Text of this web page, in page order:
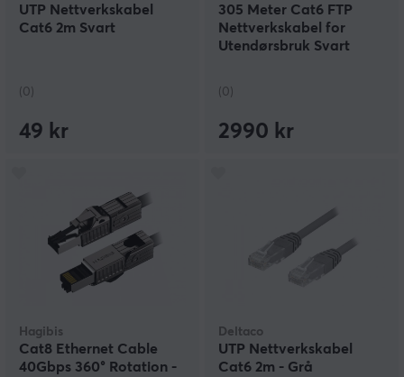
UTP Nettverkskabel
Cat6 2m Svart
(0)
49 kr
305 Meter Cat6 FTP
Nettverkskabel for
Utendørsbruk Svart
(0)
2990 kr
Hagibis
Cat8 Ethernet Cable
40Gbps 360° Rotation -
Deltaco
UTP Nettverkskabel
Cat6 2m - Grå